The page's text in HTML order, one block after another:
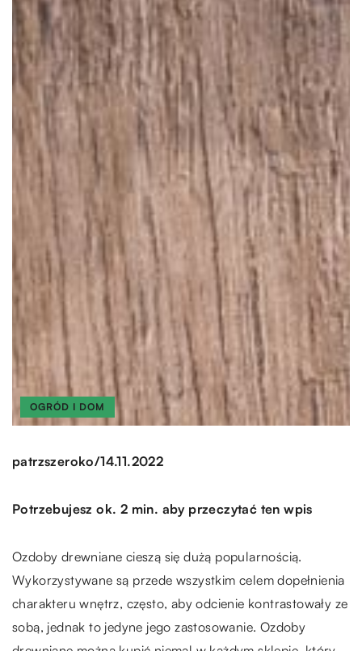
OGRÓD I DOM
patrzszeroko/14.11.2022
Potrzebujesz ok. 2 min. aby przeczytać ten wpis
Ozdoby drewniane cieszą się dużą popularnością.
Wykorzystywane są przede wszystkim celem dopełnienia
charakteru wnętrz, często, aby odcienie kontrastowały ze
sobą, jednak to jedyne jego zastosowanie. Ozdoby